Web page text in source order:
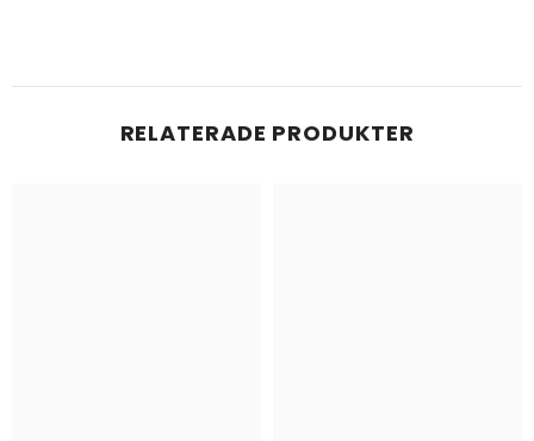
RELATERADE PRODUKTER